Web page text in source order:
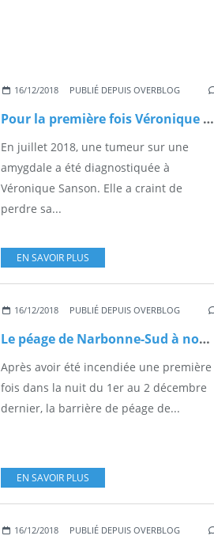
16/12/2018 PUBLIÉ DEPUIS OVERBLOG
Pour la première fois Véronique Sanson parle de son combat contre le cancer ce soir dans 20h30 le dimanche sur France 2
En juillet 2018, une tumeur sur une
amygdale a été diagnostiquée à
Véronique Sanson. Elle a craint de
perdre sa...
EN SAVOIR PLUS
16/12/2018 PUBLIÉ DEPUIS OVERBLOG
Le péage de Narbonne-Sud à nouveau incendié ce samedi soir
Après avoir été incendiée une première
fois dans la nuit du 1er au 2 décembre
dernier, la barrière de péage de...
EN SAVOIR PLUS
16/12/2018 PUBLIÉ DEPUIS OVERBLOG